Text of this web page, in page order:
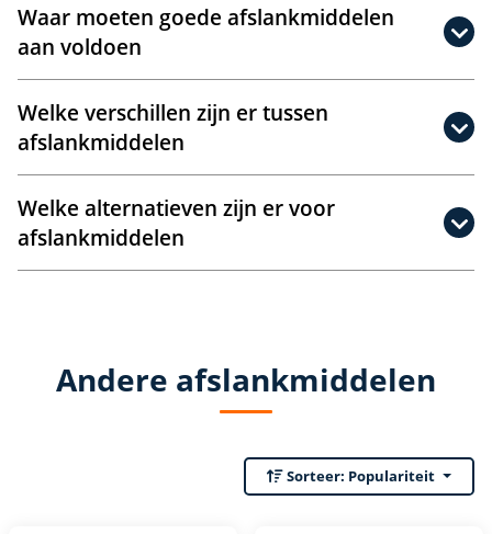
Waar moeten goede afslankmiddelen
aan voldoen
Welke verschillen zijn er tussen
afslankmiddelen
Welke alternatieven zijn er voor
afslankmiddelen
Andere afslankmiddelen
Sorteer: Populariteit